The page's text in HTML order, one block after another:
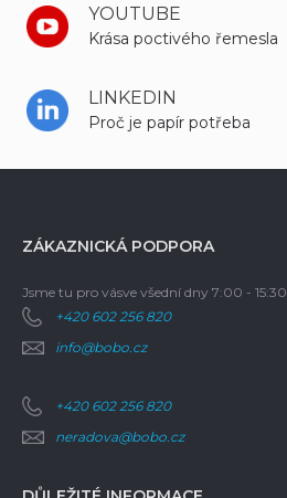
YOUTUBE
Krása poctivého řemesla
LINKEDIN
Proč je papír potřeba
ZÁKAZNICKÁ PODPORA
Jsme tu pro vásve všední dny 7:00 - 15:30
+420 602 256 820
info@bobo.cz
+420 602 256 820
neradova@bobo.cz